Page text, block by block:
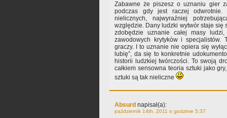
Zabawne że piszesz o uznaniu gier
podczas gdy jest raczej
nielicznych, najwyraźniej
względzie. Dany ludzki wytwór staje się
zdobędzie uznanie całej masy
zawodowych krytyków i specjalistów.
graczy. I to uznanie nie opiera się
lubię”, da się to konkretnie
historii ludzkiej twórczości. To swoją
całkiem sensowna teoria sztuki jako
sztuki są tak nieliczne
Absurd napisał(a):
październik 14th, 2011 o godzinie 5:37